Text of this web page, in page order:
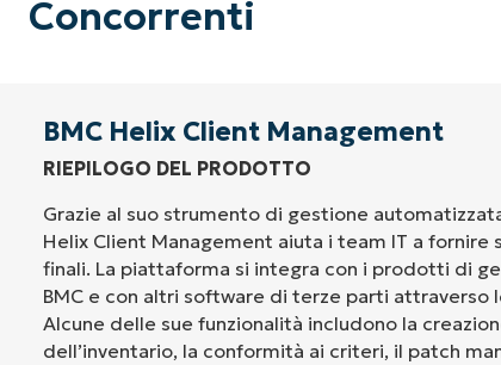
Concorrenti
BMC Helix Client Management
RIEPILOGO DEL PRODOTTO
Grazie al suo strumento di gestione
Helix Client Management aiuta i team IT a fornire
finali. La piattaforma si integra con i prodotti di
BMC e con altri software di terze parti attraverso
Alcune delle sue funzionalità includono la
dell’inventario, la conformità ai criteri, il patch